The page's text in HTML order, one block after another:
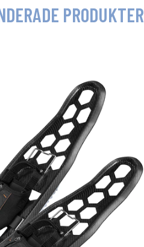
PRODUKTER